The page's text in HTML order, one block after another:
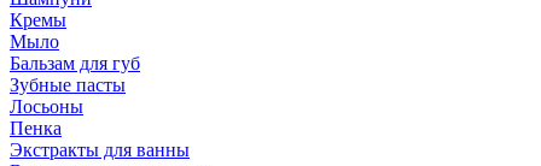
Кремы
Мыло
Бальзам для губ
Зубные пасты
Лосьоны
Пенка
Экстракты для ванны